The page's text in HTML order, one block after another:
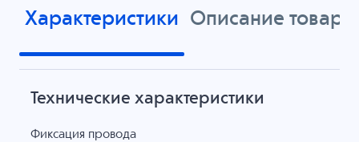
Характеристики Описание товара
Технические характеристики
Фиксация провода